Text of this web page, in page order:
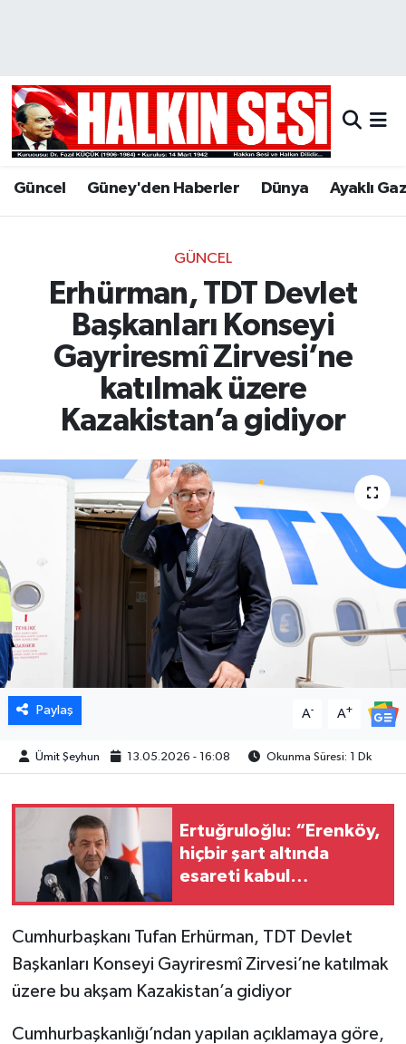
Güncel Güney'den Haberler Dünya Ayaklı
GÜNCEL
Erhürman, TDT Devlet
Başkanları Konseyi
Gayriresmî Zirvesi’ne
katılmak üzere
Kazakistan’a gidiyor
Paylaş A- A+
Ümit Şeyhun 13.05.2026 - 16:08 Okunma Süresi: 1 Dk
Ertuğruloğlu: “Erenköy,
hiçbir şart altında
esareti kabul
Cumhurbaşkanı Tufan Erhürman, TDT Devlet
Başkanları Konseyi Gayriresmî Zirvesi’ne katılmak
üzere bu akşam Kazakistan’a gidiyor
Cumhurbaşkanlığı’ndan yapılan açıklamaya göre,
Hava Durumu
Trafik Durumu
Son Dakika Haberleri
Haber Arşivi